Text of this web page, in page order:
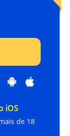
iOS
de 18